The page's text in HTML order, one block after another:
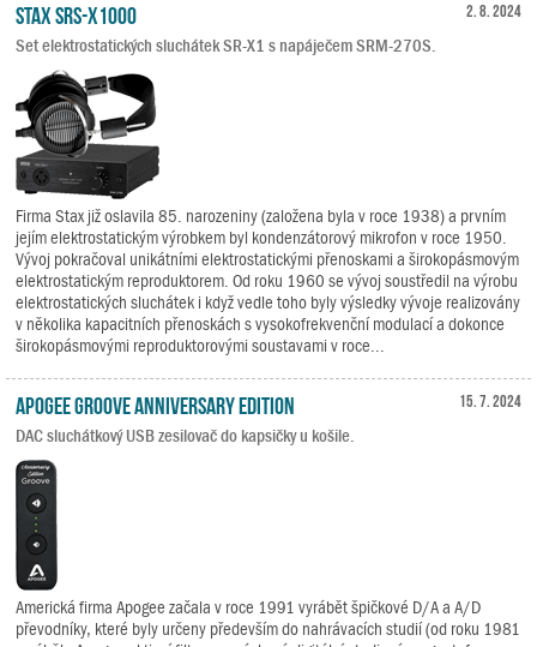
2. 8. 2024
STAX SRS-X1000
Set elektrostatických sluchátek SR-X1 s napáječem SRM-270S.
Firma Stax již oslavila 85. narozeniny (založena byla v roce 1938) a prvním
jejím elektrostatickým výrobkem byl kondenzátorový mikrofon v roce 1950.
Vývoj pokračoval unikátními elektrostatickými přenoskami a širokopásmovým
elektrostatickým reproduktorem. Od roku 1960 se vývoj soustředil na výrobu
elektrostatických sluchátek i když vedle toho byly výsledky vývoje realizovány
v několika kapacitních přenoskách s vysokofrekvenční modulací a dokonce
širokopásmovými reproduktorovými soustavami v roce...
15. 7. 2024
Apogee Groove Anniversary Edition
DAC sluchátkový USB zesilovač do kapsičky u košile.
Americká firma Apogee začala v roce 1991 vyrábět špičkové D/A a A/D
převodníky, které byly určeny především do nahrávacích studií (od roku 1981